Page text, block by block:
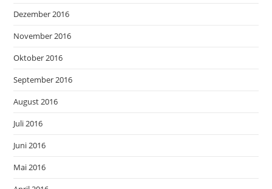
Dezember 2016
November 2016
Oktober 2016
September 2016
August 2016
Juli 2016
Juni 2016
Mai 2016